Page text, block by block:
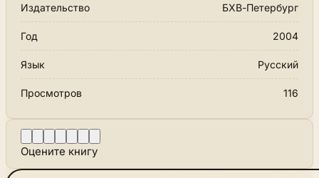
Издательство БХВ-Петербург
Год 2004
Язык Русский
Просмотров 116
Оцените книгу